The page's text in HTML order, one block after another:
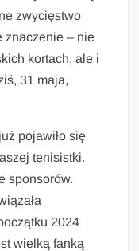
zwycięstwo
znaczenie – nie
kortach, ale i
31 maja,
pojawiło się
tenisistki.
sponsorów.
2024
wielką fanką